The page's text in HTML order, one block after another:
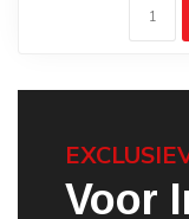
Voor